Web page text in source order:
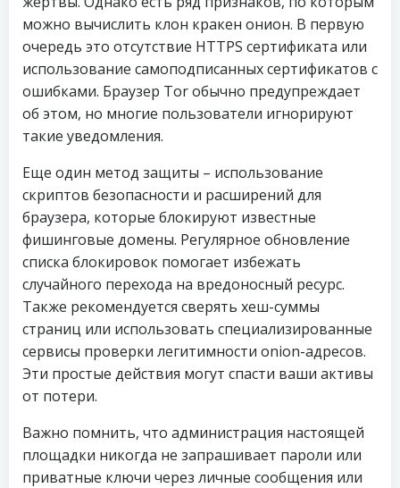
можно вычислить клон кракен онион. В первую
очередь это отсутствие HTTPS сертификата или
использование самоподписанных сертификатов с
ошибками. Браузер Tor обычно предупреждает
об этом, но многие пользователи игнорируют
такие уведомления.
Еще один метод защиты – использование
скриптов безопасности и расширений для
браузера, которые блокируют известные
фишинговые домены. Регулярное обновление
списка блокировок помогает избежать
случайного перехода на вредоносный ресурс.
Также рекомендуется сверять хеш-суммы
страниц или использовать специализированные
сервисы проверки легитимности onion-адресов.
Эти простые действия могут спасти ваши активы
от потери.
Важно помнить, что администрация настоящей
площадки никогда не запрашивает пароли или
приватные ключи через личные сообщения или